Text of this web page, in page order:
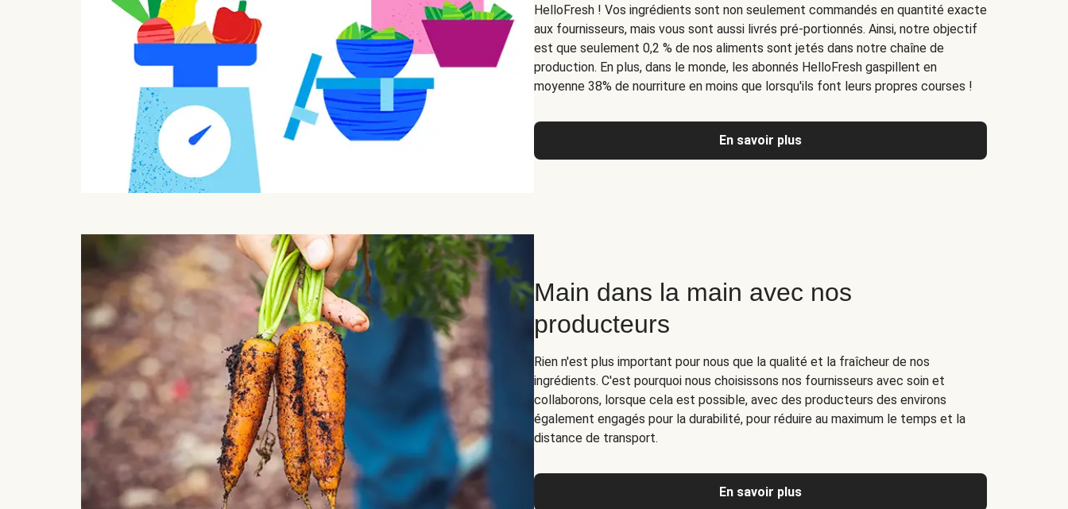
HelloFresh ! Vos ingrédients sont non seulement commandés en quantité exacte
aux fournisseurs, mais vous sont aussi livrés pré-portionnés. Ainsi, notre objectif
est que seulement 0,2 % de nos aliments sont jetés dans notre chaîne de
production. En plus, dans le monde, les abonnés HelloFresh gaspillent en
moyenne 38% de nourriture en moins que lorsqu'ils font leurs propres courses !
En savoir plus
Main dans la main avec nos
producteurs
Rien n'est plus important pour nous que la qualité et la fraîcheur de nos
ingrédients. C'est pourquoi nous choisissons nos fournisseurs avec soin et
collaborons, lorsque cela est possible, avec des producteurs des environs
également engagés pour la durabilité, pour réduire au maximum le temps et la
distance de transport.
En savoir plus